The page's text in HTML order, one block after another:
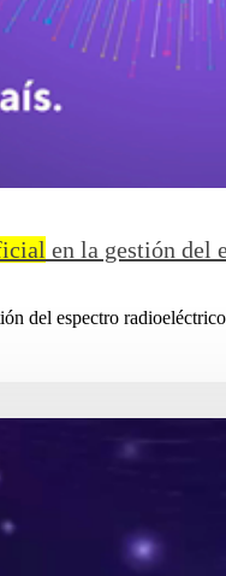
en la gestión del
del espectro